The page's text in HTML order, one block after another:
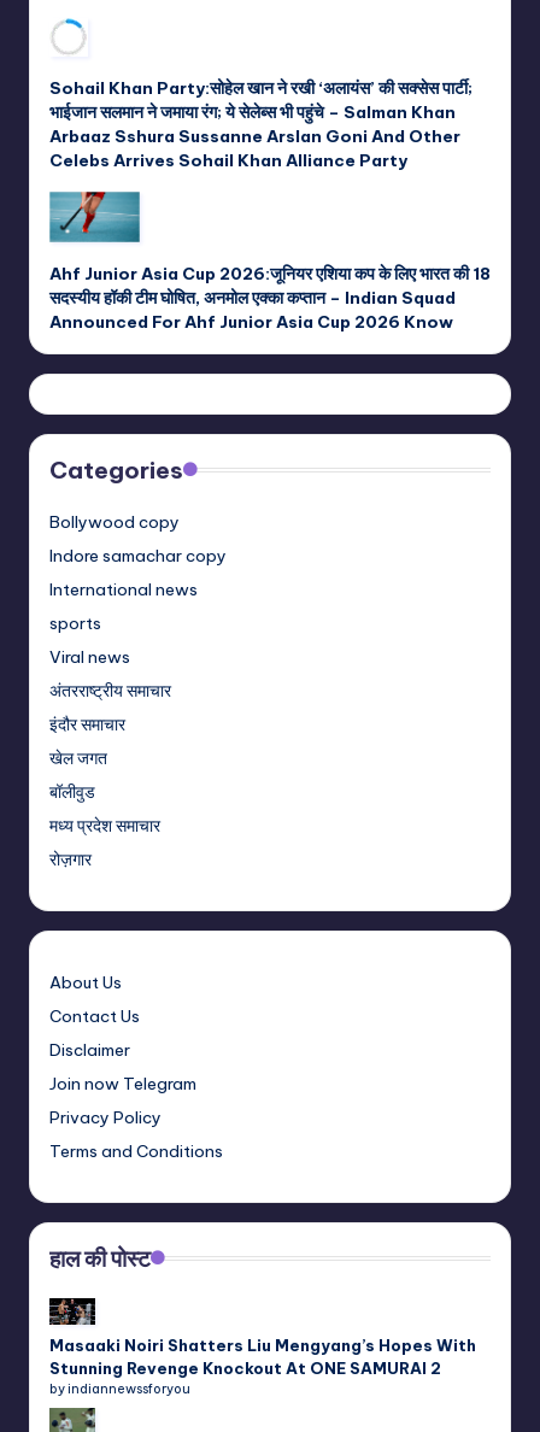
Sohail Khan Party:सोहेल खान ने रखी ‘अलायंस’ की सक्सेस पार्टी;
भाईजान सलमान ने जमाया रंग; ये सेलेब्स भी पहुंचे – Salman Khan
Arbaaz Sshura Sussanne Arslan Goni And Other
Celebs Arrives Sohail Khan Alliance Party
Ahf Junior Asia Cup 2026:जूनियर एशिया कप के लिए भारत की 18
सदस्यीय हॉकी टीम घोषित, अनमोल एक्का कप्तान – Indian Squad
Announced For Ahf Junior Asia Cup 2026 Know
Categories
Bollywood copy
Indore samachar copy
International news
sports
Viral news
अंतरराष्ट्रीय समाचार
इंदौर समाचार
खेल जगत
बॉलीवुड
मध्य प्रदेश समाचार
रोज़गार
About Us
Contact Us
Disclaimer
Join now Telegram
Privacy Policy
Terms and Conditions
हाल की पोस्ट
Masaaki Noiri Shatters Liu Mengyang’s Hopes With
Stunning Revenge Knockout At ONE SAMURAI 2
by indiannewssforyou